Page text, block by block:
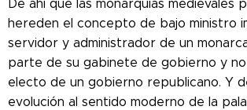
De ahí que las monarquías medievales
hereden el concepto de bajo ministro
servidor y administrador de un
parte de su gabinete de gobierno y
electo de un gobierno republicano. Y
evolución al sentido moderno de la